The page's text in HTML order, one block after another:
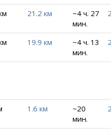
21.2 км
~4 ч. 27
мин.
19.9 км
~4 ч. 13
мин.
1.6 км
~20
мин.